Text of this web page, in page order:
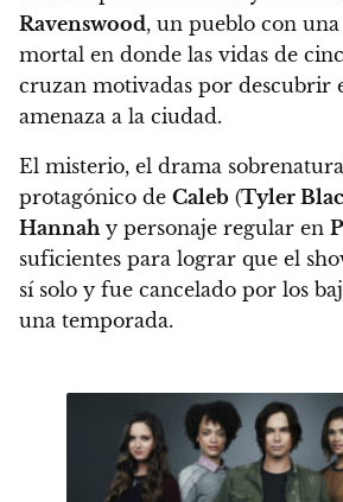
Ravenswood, un pueblo con
mortal en donde las vidas de
cruzan motivadas por descubrir
amenaza a la ciudad.
El misterio, el drama
protagónico de Caleb (Tyler
Hannahy personaje regular en
suficientes para lograr que el
sí solo y fue cancelado por los
una temporada.